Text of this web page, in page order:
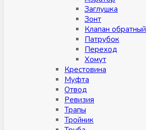
Заглушкa
Зонт
Клапан обратный
Патрубок
Переход
Хомут
Крестовина
Муфтa
Отвод
Ревизия
Трапы
Тройник